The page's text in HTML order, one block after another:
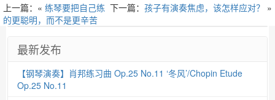
下一篇： 孩子有演奏焦虑，该怎样应对？ »
上一篇：« 练琴要把自己练
的更聪明，而不是更辛苦
最新发布
【钢琴演奏】肖邦练习曲 Op.25 No.11 ‘冬风’/Chopin Etude
Op.25 No.11